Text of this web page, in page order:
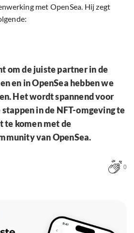
met OpenSea. Hij zegt
om de juiste partner in de
en in OpenSea hebben we
Het wordt spannend voor
in de NFT-omgeving te
te komen met de
van OpenSea.
0